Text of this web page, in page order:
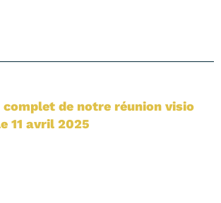
complet de notre réunion visio
11 avril 2025